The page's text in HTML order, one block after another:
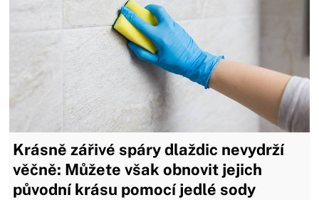
Krásně zářivé spáry dlaždic nevydrží
věčně: Můžete však obnovit jejich
původní krásu pomocí jedlé sody